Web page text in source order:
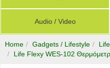
Audio / Video
Home Gadgets / Lifestyle
Life Flexy WES-102